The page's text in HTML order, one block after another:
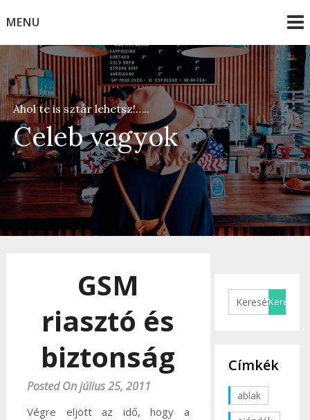
toMENU
Celeb vagyok
Ahol te is sztár lehetsz!…..
GSM
riasztó és
biztonság
Posted On július 25, 2011
Végre eljött az idő, hogy a
Címkék
ablak